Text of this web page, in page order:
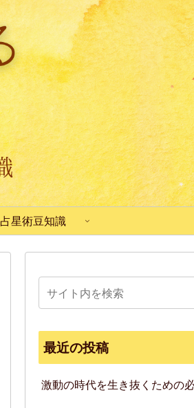
占星術豆知識
最近の投稿
激動の時代を生き抜くための